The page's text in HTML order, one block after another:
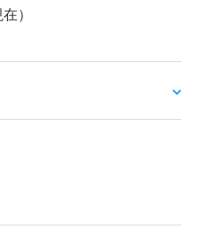
）